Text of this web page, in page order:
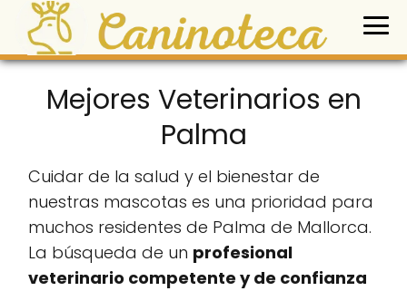
Mejores Veterinarios en
Palma
Cuidar de la salud y el bienestar de
nuestras mascotas es una prioridad para
muchos residentes de Palma de Mallorca.
La búsqueda de un profesional
veterinario competente y de confianza